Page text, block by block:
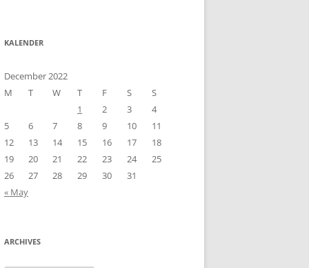
KALENDER
December 2022
M
T W T F S
S
1
2 3
4
5
6 7 8 9 10
11
12
13 14 15 16 17
18
19
20 21 22 23 24
25
26
27 28 29 30
31
« May
ARCHIVES